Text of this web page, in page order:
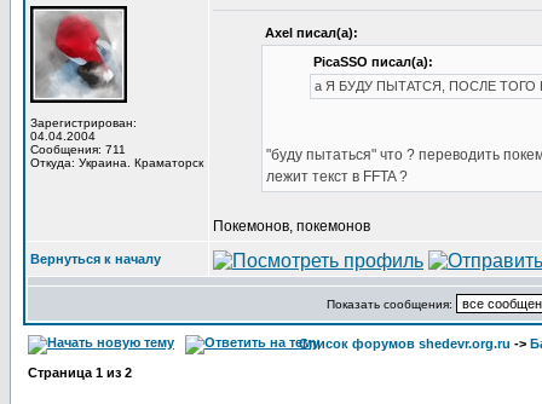
Зарегистрирован:
04.04.2004
Сообщения: 711
Откуда: Украина. Краматорск
Axel писал(а):
PicaSSO писал(а):
а Я БУДУ ПЫТАТСЯ, ПОСЛЕ
"буду пытаться" что ? переводить
лежит текст в FFTA ?
Покемонов, покемонов
Вернуться к началу
Показать сообщения:
Список форумов shedevr.org.ru ->
Страница 1 из 2